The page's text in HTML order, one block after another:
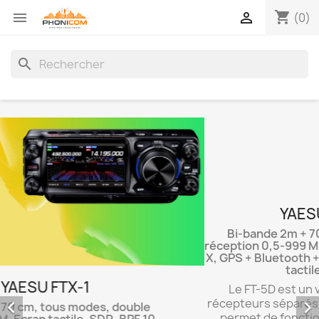
 shopping_cart (0)

search
Bi-bande 2m + 70cm, large plage de
 